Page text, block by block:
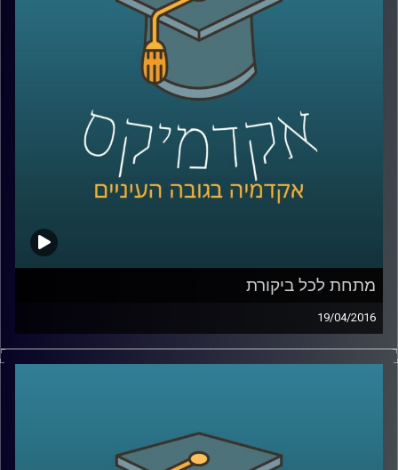
הענישה הן דוגמאות הממחישות סתירות
אלה. היו הוגנים והשיבו תשובות עומק על שתי
השאלות הבאות בטרם תאזינו לתכנית: באיזו
מידה אתם אנשים בעלי רצון חופשי וחופש
בחירה? האם אתם מאמינים בענישה ומאילו
טעמים? עכשיו– Play!
קרדיט תמונות:AudioVersity
מתחת לכל ביקורת
19/04/2016
אוהבים ביקורת? ביקורתיים כלפי עצמכם או
פרופסור תמר שגיא חוקרת יחסים בין קבוצות,
והפעם מתמקדת בשאלת השפעתה של ביקורת